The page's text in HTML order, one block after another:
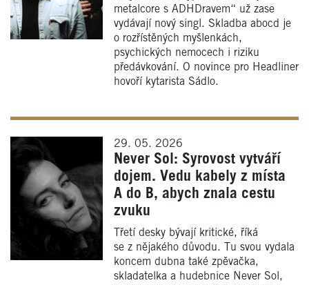
metalcore s ADHDravem“ už zase
vydávají nový singl. Skladba abocd je
o rozřístěných myšlenkách,
psychických nemocech i riziku
předávkování. O novince pro Headliner
hovoří kytarista Sádlo.
29. 05. 2026
Never Sol: Syrovost vytváří
dojem. Vedu kabely z místa
A do B, abych znala cestu
zvuku
Třetí desky bývají kritické, říká
se z nějakého důvodu. Tu svou vydala
koncem dubna také zpěvačka,
skladatelka a hudebnice Never Sol,